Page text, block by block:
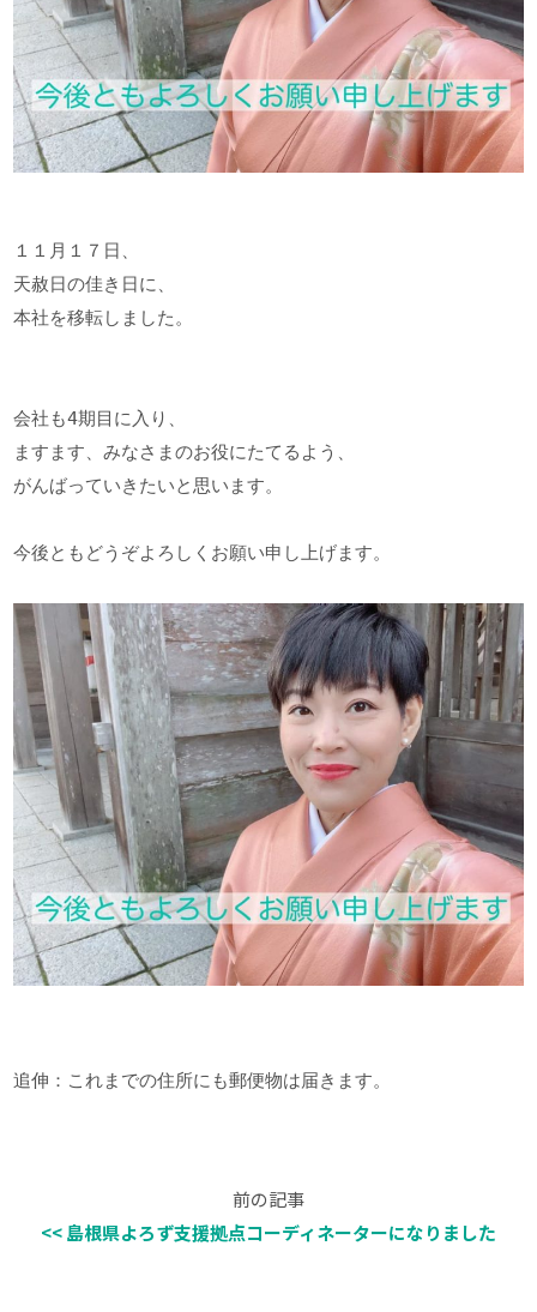
１１月１７日、
天赦日の佳き日に、
本社を移転しました。
会社も4期目に入り、
ますます、みなさまのお役にたてるよう、
がんばっていきたいと思います。
今後ともどうぞよろしくお願い申し上げます。
追伸：これまでの住所にも郵便物は届きます。
前の記事
<< 島根県よろず支援拠点コーディネーターになりました